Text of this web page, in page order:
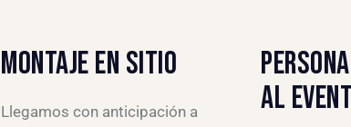
MONTAJE EN SITIO
Llegamos con anticipación a
AL